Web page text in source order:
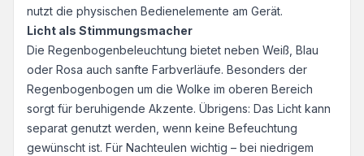
nutzt die physischen Bedienelemente am Gerät.
Licht als Stimmungsmacher
Die Regenbogenbeleuchtung bietet neben Weiß, Blau
oder Rosa auch sanfte Farbverläufe. Besonders der
Regenbogenbogen um die Wolke im oberen Bereich
sorgt für beruhigende Akzente. Übrigens: Das Licht kann
separat genutzt werden, wenn keine Befeuchtung
gewünscht ist. Für Nachteulen wichtig – bei niedrigem